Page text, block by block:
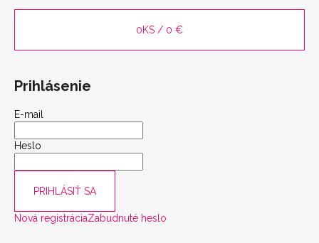
0KS / 0 €
Prihlásenie
E-mail
Heslo
PRIHLÁSIŤ SA
Nová registráciaZabudnuté heslo